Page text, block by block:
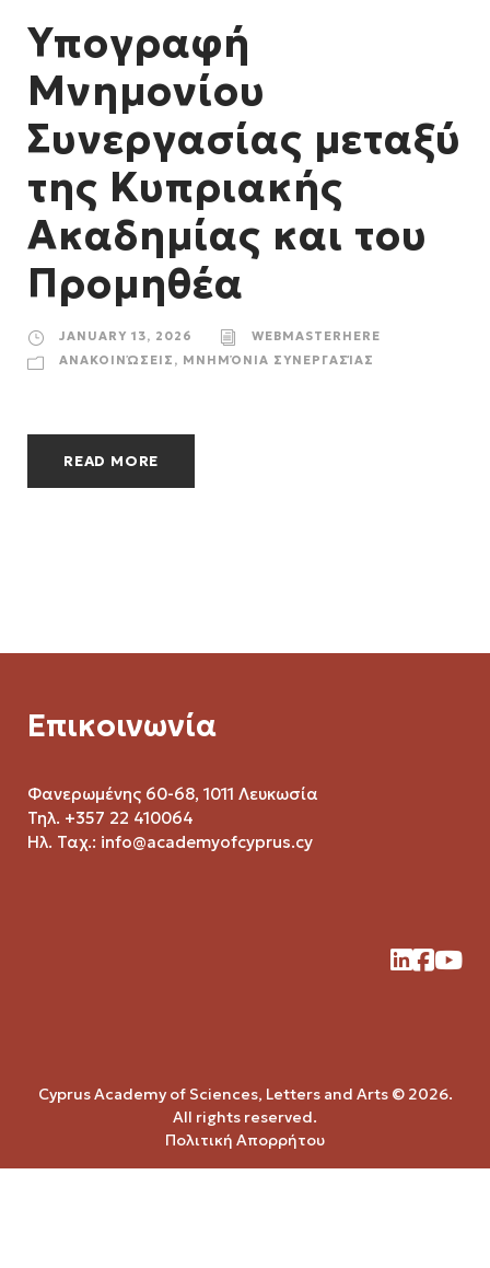
Υπογραφή
Μνημονίου
Συνεργασίας μεταξύ
της Κυπριακής
Ακαδημίας και του
Προμηθέα
JANUARY 13, 2026
WEBMASTERHERE
ΑΝΑΚΟΙΝΏΣΕΙΣ , ΜΝΗΜΌΝΙΑ ΣΥΝΕΡΓΑΣΊΑΣ
READ MORE
Επικοινωνία
Φανερωμένης 60-68, 1011 Λευκωσία
Τηλ. +357 22 410064
Ηλ. Ταχ.: info@academyofcyprus.cy
Cyprus Academy of Sciences, Letters and Arts © 2026.
All rights reserved.
Πολιτική Απορρήτου